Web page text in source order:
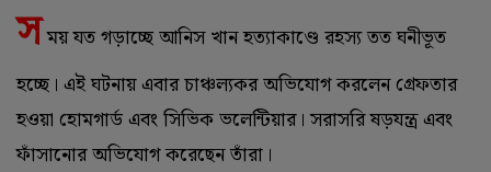
স ময় যত গড়াচ্ছে আনিস খান হত্যাকাণ্ডে রহস্য তত ঘনীভূত
হচ্ছে। এই ঘটনায় এবার চাঞ্চল্যকর অভিযোগ করলেন গ্রেফতার
হওয়া হোমগার্ড এবং সিভিক ভলেন্টিয়ার। সরাসরি ষড়যন্ত্র এবং
ফাঁসানোর অভিযোগ করেছেন তাঁরা।